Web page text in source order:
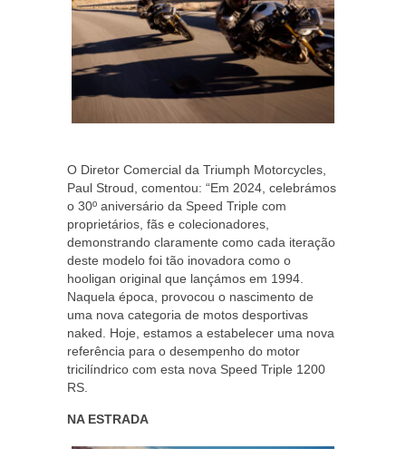
O Diretor Comercial da Triumph Motorcycles,
Paul Stroud, comentou: “Em 2024, celebrámos
o 30º aniversário da Speed Triple com
proprietários, fãs e colecionadores,
demonstrando claramente como cada iteração
deste modelo foi tão inovadora como o
hooligan original que lançámos em 1994.
Naquela época, provocou o nascimento de
uma nova categoria de motos desportivas
naked. Hoje, estamos a estabelecer uma nova
referência para o desempenho do motor
tricilíndrico com esta nova Speed Triple 1200
RS.
NA ESTRADA